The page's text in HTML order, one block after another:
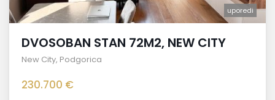
uporedi
DVOSOBAN STAN 72M2, NEW CITY
New City, Podgorica
230.700 €